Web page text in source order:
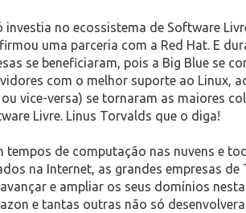
investia no ecossistema de Software
uma parceria com a Red Hat. E
se beneficiaram, pois a Big Blue se
com o melhor suporte ao Linux,
vice-versa) se tornaram as maiores
Livre. Linus Torvalds que o diga!
tempos de computação nas nuvens e
na Internet, as grandes empresas de
e ampliar os seus domínios
e tantas outras não só